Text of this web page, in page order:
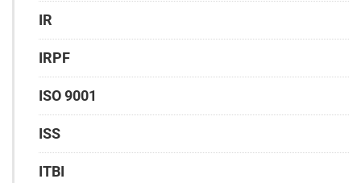
IR
IRPF
ISO 9001
ISS
ITBI